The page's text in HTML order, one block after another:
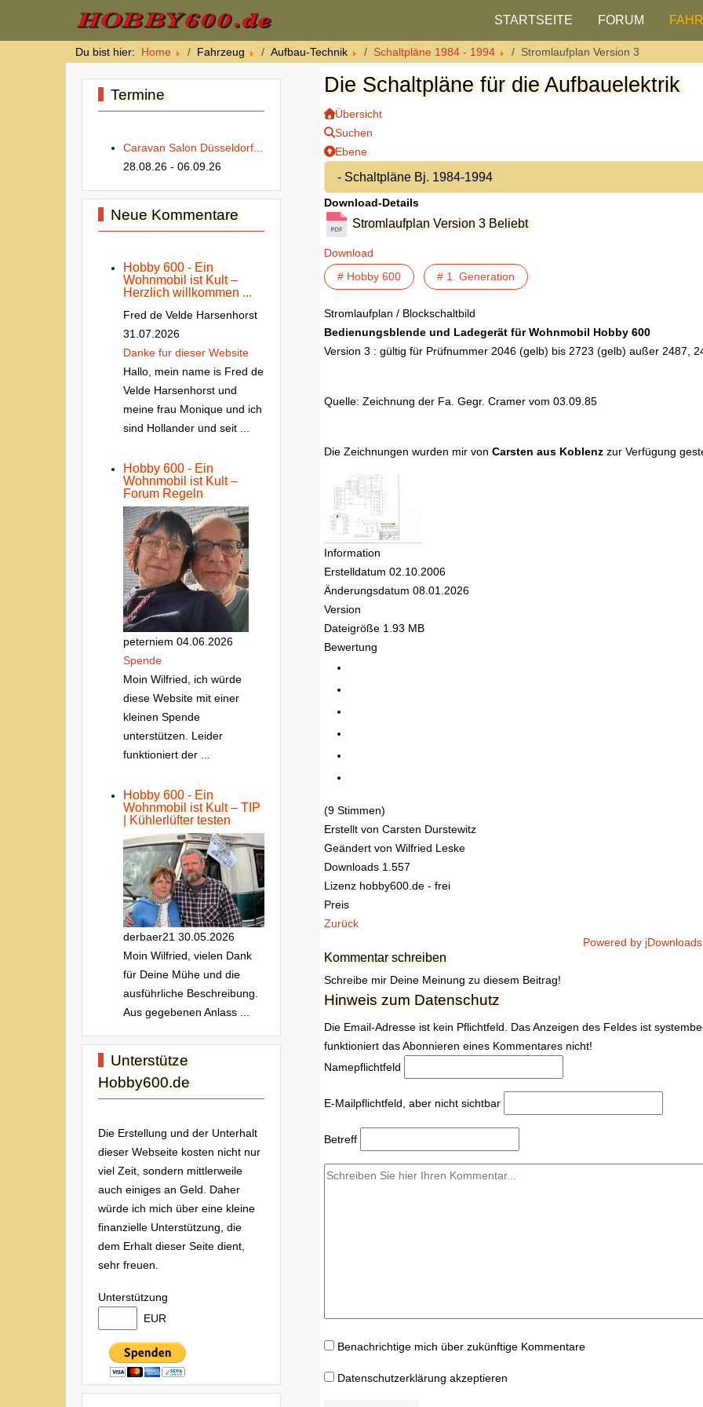
STARTSEITE FORUM
Du bist hier: Home Fahrzeug Aufbau-Technik Schaltpläne 1984 - 1994 Stromlaufplan Version 3
Termine
Caravan Salon Düsseldorf...
28.08.26 - 06.09.26
Neue Kommentare
Hobby 600 - Ein
Wohnmobil ist Kult –
Herzlich willkommen ...
Fred de Velde Harsenhorst
31.07.2026
Danke fur dieser Website
Hallo, mein name is Fred de
Velde Harsenhorst und
meine frau Monique und ich
sind Hollander und seit ...
Hobby 600 - Ein
Wohnmobil ist Kult –
Forum Regeln
peterniem 04.06.2026
Spende
Moin Wilfried, ich würde
diese Website mit einer
kleinen Spende
unterstützen. Leider
funktioniert der ...
Hobby 600 - Ein
Wohnmobil ist Kult – TIP
| Kühlerlüfter testen
derbaer21 30.05.2026
Moin Wilfried, vielen Dank
für Deine Mühe und die
ausführliche Beschreibung.
Aus gegebenen Anlass ...
Unterstütze
Hobby600.de
Die Erstellung und der Unterhalt
dieser Webseite kosten nicht nur
viel Zeit, sondern mittlerweile
auch einiges an Geld. Daher
würde ich mich über eine kleine
finanzielle Unterstützung, die
dem Erhalt dieser Seite dient,
sehr freuen.
Unterstützung
EUR
Die Schaltpläne für die Aufbauelektrik
Übersicht
Suchen
Ebene
Download-Details
Stromlaufplan Version 3 Beliebt
Download
# Hobby 600
# 1. Generation
Stromlaufplan / Blockschaltbild
Bedienungsblende und Ladegerät für Wohnmobil Hobby 600
Version 3 : gültig für Prüfnummer 2046 (gelb) bis 2723 (gelb) außer 2487,
Quelle: Zeichnung der Fa. Gegr. Cramer vom 03.09.85
Die Zeichnungen wurden mir von Carsten aus Koblenz zur Verfügung
Information
Erstelldatum 02.10.2006
Änderungsdatum 08.01.2026
Version
Dateigröße 1.93 MB
Bewertung
(9 Stimmen)
Erstellt von Carsten Durstewitz
Geändert von Wilfried Leske
Downloads 1.557
Lizenz hobby600.de - frei
Preis
Zurück
Powered by jDownloads
Kommentar schreiben
Schreibe mir Deine Meinung zu diesem Beitrag!
Hinweis zum Datenschutz
Die Email-Adresse ist kein Pflichtfeld. Das Anzeigen des Feldes ist
funktioniert das Abonnieren eines Kommentares nicht!
Namepflichtfeld
E-Mailpflichtfeld, aber nicht sichtbar
Betreff
Benachrichtige mich über zukünftige Kommentare
Datenschutzerklärung akzeptieren